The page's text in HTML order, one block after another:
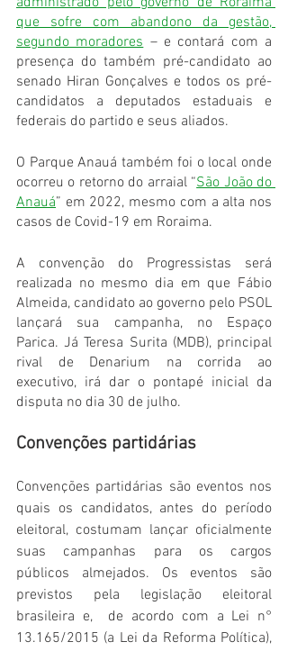
que sofre com abandono da gestão,
segundo moradores – e contará com a
presença do também pré-candidato ao
senado Hiran Gonçalves e todos os pré-
candidatos a deputados estaduais e
federais do partido e seus aliados.
O Parque Anauá também foi o local onde
ocorreu o retorno do arraial “São João do
Anauá” em 2022, mesmo com a alta nos
casos de Covid-19 em Roraima.
A convenção do Progressistas será
realizada no mesmo dia em que Fábio
Almeida, candidato ao governo pelo PSOL
lançará sua campanha, no Espaço
Parica. Já Teresa Surita (MDB), principal
rival de Denarium na corrida ao
executivo, irá dar o pontapé inicial da
disputa no dia 30 de julho.
Convenções partidárias
Convenções partidárias são eventos nos
quais os candidatos, antes do período
eleitoral, costumam lançar oficialmente
suas campanhas para os cargos
públicos almejados. Os eventos são
previstos pela legislação eleitoral
brasileira e,
de acordo com a Lei n°
13.165/2015 (a Lei da Reforma Política),